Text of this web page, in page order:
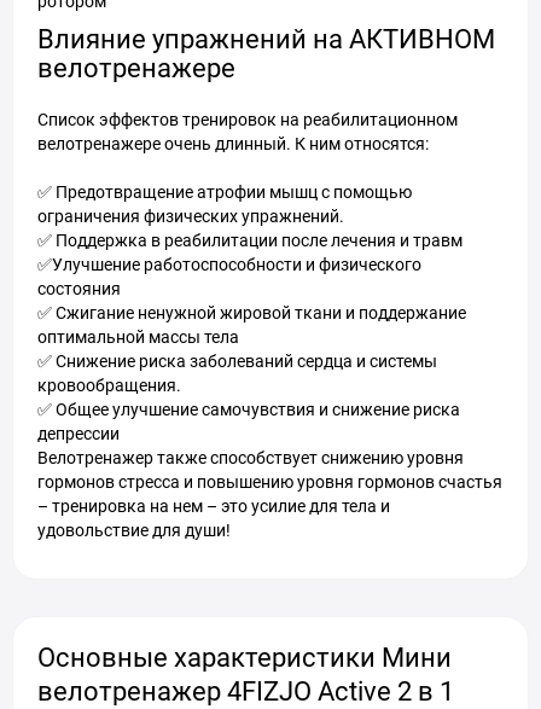
Влияние упражнений на АКТИВНОМ
велотренажере
Список эффектов тренировок на реабилитационном
велотренажере очень длинный. К ним относятся:
✅ Предотвращение атрофии мышц с помощью
ограничения физических упражнений.
✅ Поддержка в реабилитации после лечения и травм
✅Улучшение работоспособности и физического
состояния
✅ Сжигание ненужной жировой ткани и поддержание
оптимальной массы тела
✅ Снижение риска заболеваний сердца и системы
кровообращения.
✅ Общее улучшение самочувствия и снижение риска
депрессии
Велотренажер также способствует снижению уровня
гормонов стресса и повышению уровня гормонов счастья
– тренировка на нем – это усилие для тела и
удовольствие для души!
Основные характеристики Мини
велотренажер 4FIZJO Active 2 в 1